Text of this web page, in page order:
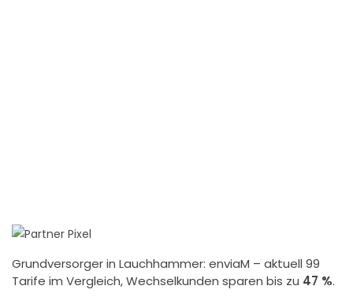
Grundversorger in Lauchhammer: enviaM – aktuell 99
Tarife im Vergleich, Wechselkunden sparen bis zu 47 %.